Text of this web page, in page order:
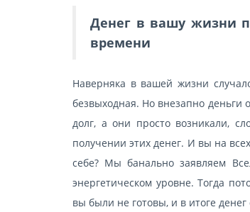
Денег в вашу жизни
времени
Наверняка в вашей жизни
безвыходная. Но внезапно
долг, а они просто возникали,
получении этих денег. И вы на
себе? Мы банально заявляем
энергетическом уровне. Тогда
вы были не готовы, и в итоге